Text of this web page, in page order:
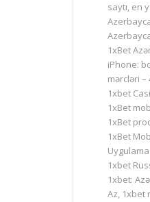
saytı, en
1xBet
iPhone:
mərcləri –
1xbet
1xBet
1xBet
1xBet
1xbet
1xbet:
Az, 1xbet